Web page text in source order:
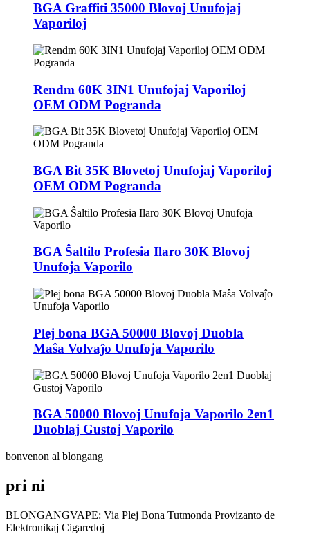
BGA Graffiti 35000 Blovoj Unufojaj
Vaporiloj
Rendm 60K 3IN1 Unufojaj Vaporiloj
OEM ODM Pogranda
BGA Bit 35K Blovetoj Unufojaj Vaporiloj
OEM ODM Pogranda
BGA Ŝaltilo Profesia Ilaro 30K Blovoj
Unufoja Vaporilo
Plej bona BGA 50000 Blovoj Duobla
Maŝa Volvaĵo Unufoja Vaporilo
BGA 50000 Blovoj Unufoja Vaporilo 2en1
Duoblaj Gustoj Vaporilo
bonvenon al blongang
pri ni
BLONGANGVAPE: Via Plej Bona Tutmonda Provizanto de
Elektronikaj Cigaredoj